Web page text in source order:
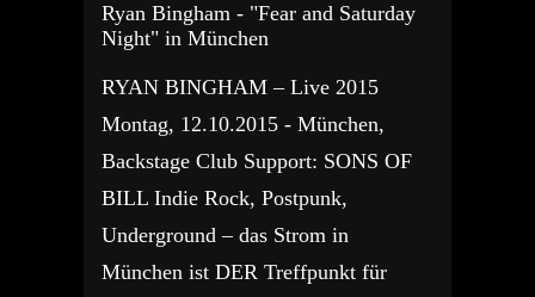
Ryan Bingham - "Fear and Saturday
Night" in München
RYAN BINGHAM – Live 2015
Montag, 12.10.2015 - München,
Backstage Club Support: SONS OF
BILL Indie Rock, Postpunk,
Underground – das Strom in
München ist DER Treffpunkt für